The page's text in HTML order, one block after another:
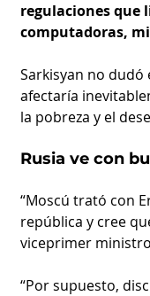
regulaciones que
computadoras,
Sarkisyan no
afectaría
la pobreza y el
Rusia ve con
“Moscú trató con
república y cree
viceprimer
“Por supuesto,